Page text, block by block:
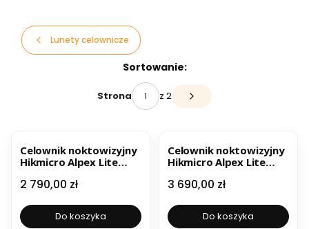
Lunety celownicze
Sortowanie:
Strona z 2 Następne produkty
Celownik noktowizyjny
Hikmicro Alpex Lite
IR
Cena
2 790,00 zł
Do koszyka
Celownik noktowizyjny
Hikmicro Alpex Lite
pod IR
Cena
3 690,00 zł
Do koszyka